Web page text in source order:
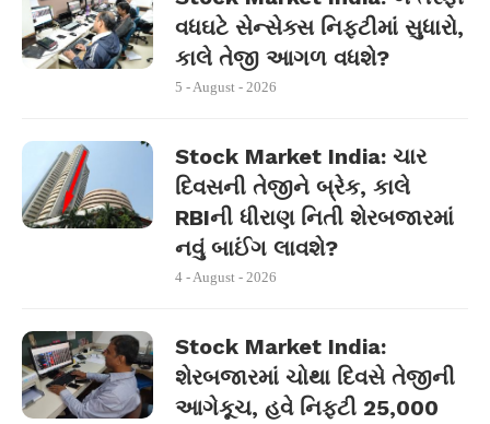
વધઘટે સેન્સેક્સ નિફ્ટીમાં સુધારો,
કાલે તેજી આગળ વધશે?
5 - August - 2026
Stock Market India: ચાર
દિવસની તેજીને બ્રેક, કાલે
RBIની ધીરાણ નિતી શેરબજારમાં
નવું બાઈંગ લાવશે?
4 - August - 2026
Stock Market India:
શેરબજારમાં ચોથા દિવસે તેજીની
આગેકૂચ, હવે નિફ્ટી 25,000